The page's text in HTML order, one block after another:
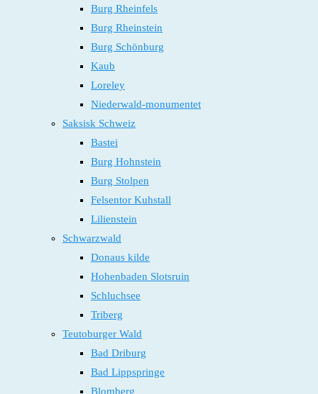
Burg Rheinfels
Burg Rheinstein
Burg Schönburg
Kaub
Loreley
Niederwald-monumentet
Saksisk Schweiz
Bastei
Burg Hohnstein
Burg Stolpen
Felsentor Kuhstall
Lilienstein
Schwarzwald
Donaus kilde
Hohenbaden Slotsruin
Schluchsee
Triberg
Teutoburger Wald
Bad Driburg
Bad Lippspringe
Blomberg